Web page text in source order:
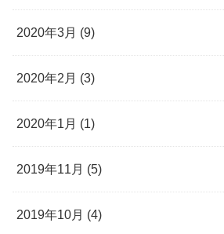
2020年3月 (9)
2020年2月 (3)
2020年1月 (1)
2019年11月 (5)
2019年10月 (4)